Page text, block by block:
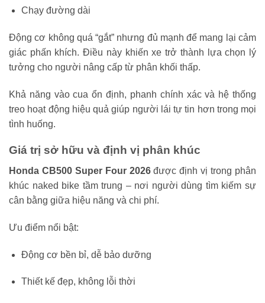
Chạy đường dài
Động cơ không quá “gắt” nhưng đủ mạnh để mang lại cảm
giác phấn khích. Điều này khiến xe trở thành lựa chọn lý
tưởng cho người nâng cấp từ phân khối thấp.
Khả năng vào cua ổn định, phanh chính xác và hệ thống
treo hoạt động hiệu quả giúp người lái tự tin hơn trong mọi
tình huống.
Giá trị sở hữu và định vị phân khúc
Honda CB500 Super Four 2026được định vị trong phân
khúc naked bike tầm trung – nơi người dùng tìm kiếm sự
cân bằng giữa hiệu năng và chi phí.
Ưu điểm nổi bật:
Động cơ bền bỉ, dễ bảo dưỡng
Thiết kế đẹp, không lỗi thời